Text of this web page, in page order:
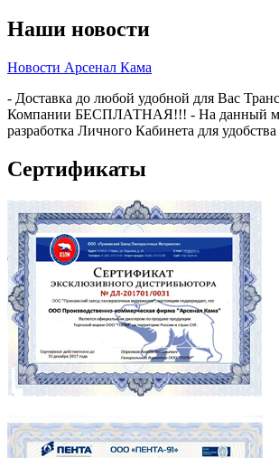
Наши новости
Новости Арсенал Кама
- Доставка до любой удобной для Вас
Компании БЕСПЛАТНАЯ!!! - На данный
разработка Личного Кабинета для
Сертификаты